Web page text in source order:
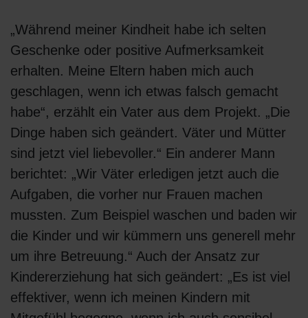
„Während meiner Kindheit habe ich selten
Geschenke oder positive Aufmerksamkeit
erhalten. Meine Eltern haben mich auch
geschlagen, wenn ich etwas falsch gemacht
habe“, erzählt ein Vater aus dem Projekt. „Die
Dinge haben sich geändert. Väter und Mütter
sind jetzt viel liebevoller.“ Ein anderer Mann
berichtet: „Wir Väter erledigen jetzt auch die
Aufgaben, die vorher nur Frauen machen
mussten. Zum Beispiel waschen und baden wir
die Kinder und wir kümmern uns generell mehr
um ihre Betreuung.“ Auch der Ansatz zur
Kindererziehung hat sich geändert: „Es ist viel
effektiver, wenn ich meinen Kindern mit